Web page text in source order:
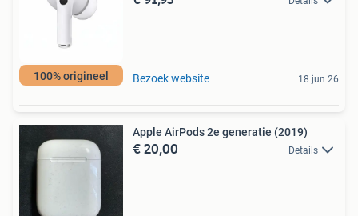
100% origineel Bezoek website 18 jun 26
Apple AirPods 2e generatie (2019)
€ 20,00 Details